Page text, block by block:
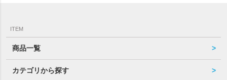
ITEM
商品一覧
カテゴリから探す